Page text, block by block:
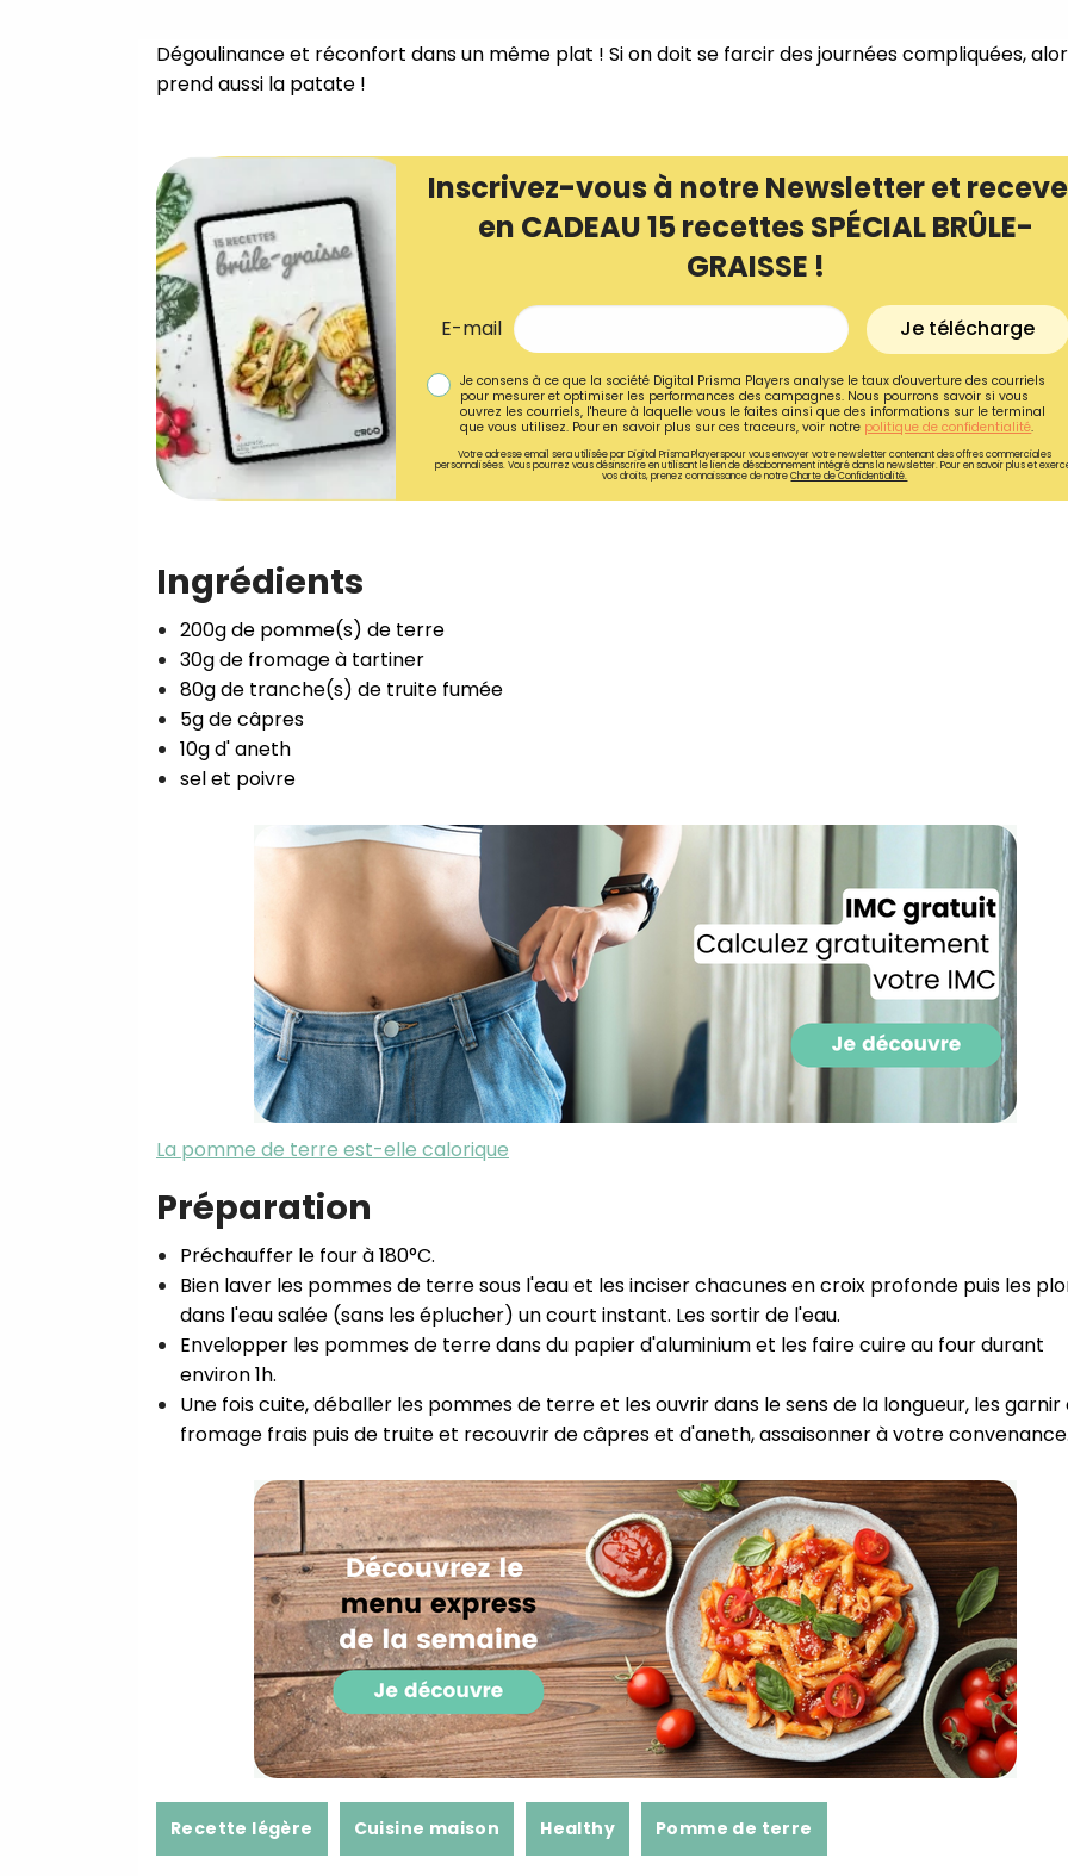
Dégoulinance et réconfort dans un même plat ! Si on doit se farcir des journées compliquées,
prend aussi la patate !⁣
Inscrivez-vous à notre Newsletter et
en CADEAU 15 recettes SPÉCIAL BRÛLE-
GRAISSE !
E-mail Je télécharge
Je consens à ce que la société Digital Prisma Players analyse le taux d'ouverture des courriels
pour mesurer et optimiser les performances des campagnes. Nous pourrons savoir si vous
ouvrez les courriels, l'heure à laquelle vous le faites ainsi que des informations sur le terminal
que vous utilisez. Pour en savoir plus sur ces traceurs, voir notre politique de confidentialité.
Votre adresse email sera utilisée par Digital Prisma Playerspour vous envoyer votre newsletter contenant des offres commerciales
personnalisées. Vous pourrez vous désinscrire en utilisant le lien de désabonnement intégré dans la newsletter. Pour en savoir plus et
vos droits, prenez connaissance de notreCharte de Confidentialité.
Ingrédients
200g de pomme(s) de terre⁣
30g de fromage à tartiner⁣
80g de tranche(s) de truite fumée⁣
5g de câpres⁣
10g d' aneth⁣
sel et poivre⁣
La pomme de terre est-elle calorique
Préparation
Préchauffer le four à 180°C.⁣
Bien laver les pommes de terre sous l'eau et les inciser chacunes en croix profonde puis les
dans l'eau salée (sans les éplucher) un court instant. Les sortir de l'eau.⁣
Envelopper les pommes de terre dans du papier d'aluminium et les faire cuire au four durant
environ 1h.⁣
Une fois cuite, déballer les pommes de terre et les ouvrir dans le sens de la longueur, les garnir
fromage frais puis de truite et recouvrir de câpres et d'aneth, assaisonner à votre
Recette légère Cuisine maison Healthy Pomme de terre
Recevez
recettes inédites de
des courriels pour mesurer et
performances des campagnes.
pourrons savoir si vous ouvrez les
des informations sur le terminal
utilisez. Pour en savoir plus sur ces
voir notrepolitique de
Je reçois mon cadeau !
Votre adresse email sera utilisée par Digital Prisma
envoyer votre newsletter contenant des offres
personnalisées. Vous pourrez vous désinscrire en
désabonnement intégré dans la newsletter. Pour en
exercer vos droits, prenez connaissance de notre
Confidentialité.